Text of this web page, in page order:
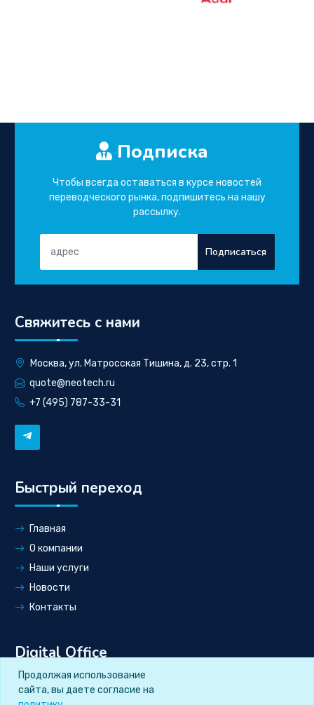
Продолжая использование
сайта, вы даете согласие на
Подписка
Чтобы всегда оставаться в курсе новостей
переводческого рынка, подпишитесь на нашу
рассылку.
Подписаться
Свяжитесь с нами
Москва, ул. Матросская Тишина, д. 23, стр. 1
quote@neotech.ru
+7 (495) 787-33-31
Быстрый переход
Главная
О компании
Наши услуги
Новости
Контакты
Digital Office
Вход